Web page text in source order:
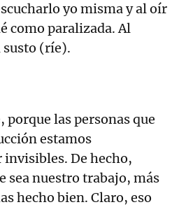
yo misma y al oír
como paralizada. Al
(ríe).
las personas que
estamos
invisibles. De hecho,
sea nuestro trabajo, más
hecho bien. Claro, eso